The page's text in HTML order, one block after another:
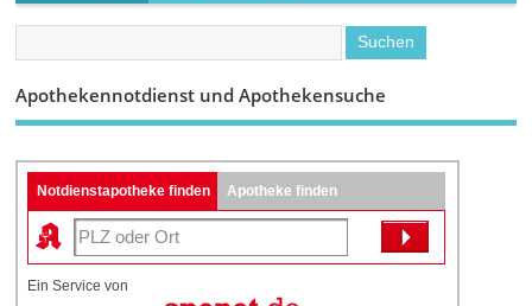
Apothekennotdienst und Apothekensuche
Notdienstapotheke finden Apotheke finden
Ein Service von